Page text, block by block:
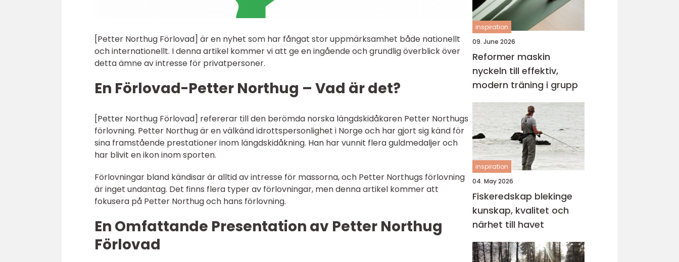
[Petter Northug Förlovad] är en nyhet som har fångat stor uppmärksamhet både nationellt
och internationellt. I denna artikel kommer vi att ge en ingående och grundlig överblick över
detta ämne av intresse för privatpersoner.
En Förlovad-Petter Northug – Vad är det?
[Petter Northug Förlovad] refererar till den berömda norska längdskidåkaren Petter Northugs
förlovning. Petter Northug är en välkänd idrottspersonlighet i Norge och har gjort sig känd för
sina framstående prestationer inom längdskidåkning. Han har vunnit flera guldmedaljer och
har blivit en ikon inom sporten.
Förlovningar bland kändisar är alltid av intresse för massorna, och Petter Northugs förlovning
är inget undantag. Det finns flera typer av förlovningar, men denna artikel kommer att
fokusera på Petter Northug och hans förlovning.
En Omfattande Presentation av Petter Northug
Förlovad
inspiration
09. June 2026
Reformer maskin
nyckeln till effektiv,
modern träning i grupp
inspiration
04. May 2026
Fiskeredskap blekinge
kunskap, kvalitet och
närhet till havet